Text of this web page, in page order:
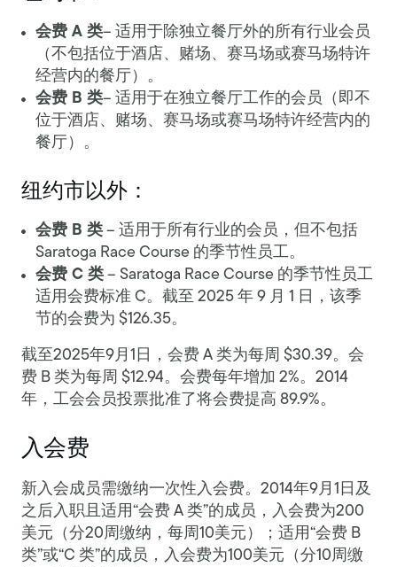
会费 A 类– 适用于除独立餐厅外的所有行业会员
（不包括位于酒店、赌场、赛马场或赛马场特许
经营内的餐厅）。
会费 B 类– 适用于在独立餐厅工作的会员（即不
位于酒店、赌场、赛马场或赛马场特许经营内的
餐厅）。
纽约市以外：
会费 B 类 – 适用于所有行业的会员，但不包括
Saratoga Race Course 的季节性员工。
会费 C 类 – Saratoga Race Course 的季节性员工
适用会费标准 C。截至 2025 年 9 月 1 日，该季
节的会费为 $126.35。
截至2025年9月1日，会费 A 类为每周 $30.39。会
费 B 类为每周 $12.94。会费每年增加 2%。2014
年，工会会员投票批准了将会费提高 89.9%。
入会费
新入会成员需缴纳一次性入会费。2014年9月1日及
之后入职且适用“会费 A 类”的成员，入会费为200
美元（分20周缴纳，每周10美元）；适用“会费 B
类”或“C 类”的成员，入会费为100美元（分10周缴